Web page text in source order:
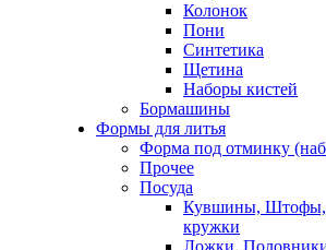
Колонок
Пони
Синтетика
Щетина
Наборы кистей
Бормашины
Формы для литья
Форма под отминку
Прочее
Посуда
Кувшины,
кружки
Ложки,